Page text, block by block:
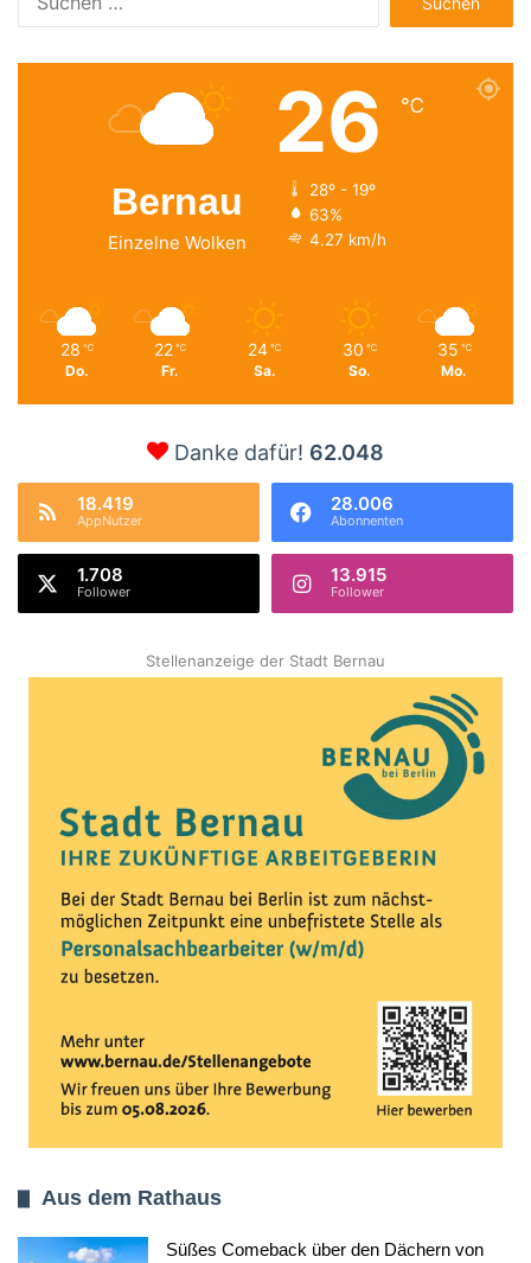
nach:
Bernau
Einzelne Wolken
26 ℃
28º - 19º
63%
4.27 km/h
28 ℃
Do.
22 ℃
Fr.
24 ℃
Sa.
30 ℃
So.
35 ℃
Mo.
Danke dafür! 62.048
18.419
AppNutzer
28.006
Abonnenten
1.708
Follower
13.915
Follower
Stellenanzeige der Stadt Bernau
Aus dem Rathaus
Süßes Comeback über den Dächern von